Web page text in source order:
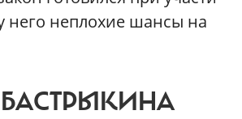
него неплохие шансы на